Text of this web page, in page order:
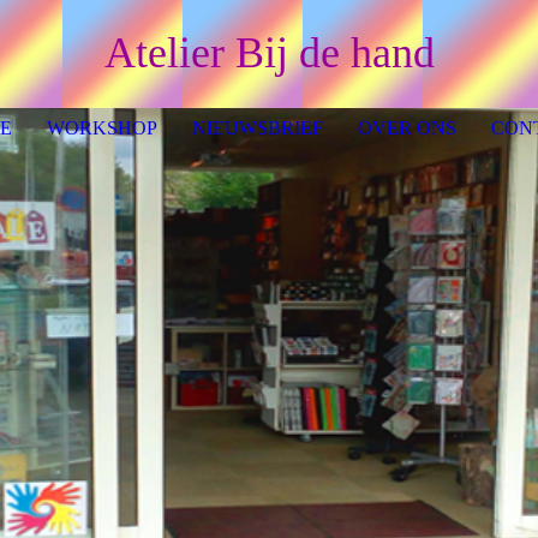
Atelier Bij de hand
WORKSHOP NIEUWSBRIEF OVER ONS